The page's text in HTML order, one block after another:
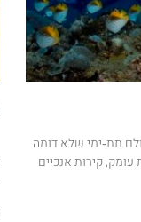
תת‑ימי שלא דומה
קירות אנכיים